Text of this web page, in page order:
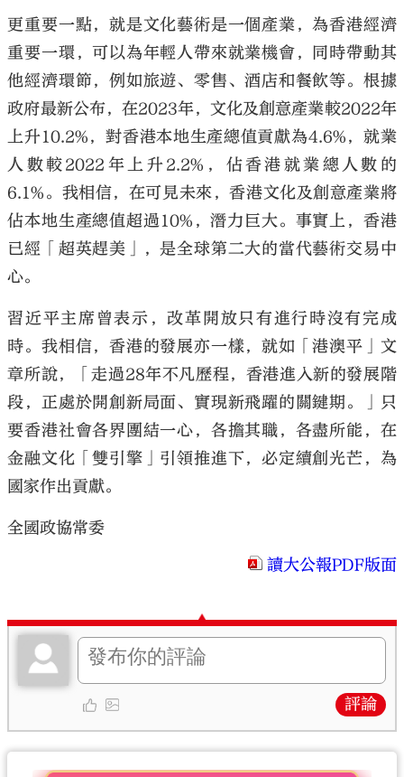
更重要一點，就是文化藝術是一個產業，為香港經濟
重要一環，可以為年輕人帶來就業機會，同時帶動其
他經濟環節，例如旅遊、零售、酒店和餐飲等。根據
政府最新公布，在2023年，文化及創意產業較2022年
上升10.2%，對香港本地生產總值貢獻為4.6%，就業
人數較2022年上升2.2%，佔香港就業總人數的
6.1%。我相信，在可見未來，香港文化及創意產業將
佔本地生產總值超過10%，潛力巨大。事實上，香港
已經「超英趕美」，是全球第二大的當代藝術交易中
心。
習近平主席曾表示，改革開放只有進行時沒有完成
時。我相信，香港的發展亦一樣，就如「港澳平」文
章所說，「走過28年不凡歷程，香港進入新的發展階
段，正處於開創新局面、實現新飛躍的關鍵期。」只
要香港社會各界團結一心，各擔其職，各盡所能，在
金融文化「雙引擎」引領推進下，必定續創光芒，為
國家作出貢獻。
全國政協常委
讀大公報PDF版面
評論